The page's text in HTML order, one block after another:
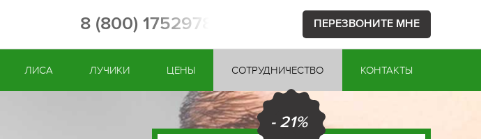
8 (800) 1752978 ПЕРЕЗВОНИТЕ МНЕ
ЛИСА ЛУЧИКИ ЦЕНЫ СОТРУДНИЧЕСТВО КОНТАКТЫ
- 21%